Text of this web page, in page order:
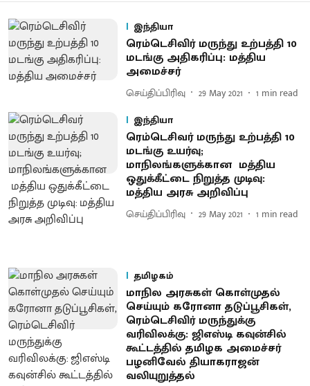
இந்தியா
ரெம்டெசிவிர் மருந்து உற்பத்தி 10
மடங்கு அதிகரிப்பு: மத்திய
அமைச்சர்
செய்திப்பிரிவு 29 May 2021 1 min read
இந்தியா
ரெம்டெசிவர் மருந்து உற்பத்தி 10
மடங்கு உயர்வு;
மாநிலங்களுக்கான மத்திய
ஒதுக்கீட்டை நிறுத்த முடிவு:
மத்திய அரசு அறிவிப்பு
செய்திப்பிரிவு 29 May 2021 1 min read
தமிழகம்
மாநில அரசுகள் கொள்முதல்
செய்யும் கரோனா தடுப்பூசிகள்,
ரெம்டெசிவிர் மருந்துக்கு
வரிவிலக்கு: ஜிஎஸ்டி கவுன்சில்
கூட்டத்தில் தமிழக அமைச்சர்
பழனிவேல் தியாகராஜன்
வலியுறுத்தல்